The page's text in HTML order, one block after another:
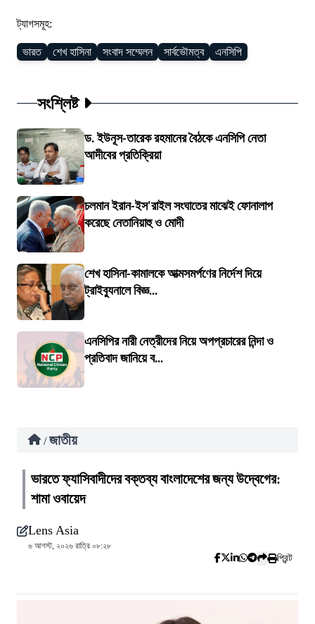
ট্যাগসমূহ:
ভারত শেখ হাসিনা সংবাদ সম্মেলন সার্বভৌমত্ব এনসিপি
সংশ্লিষ্ট
ড. ইউনূস-তারেক রহমানের বৈঠকে এনসিপি নেতা
আদীবের প্রতিক্রিয়া
চলমান ইরান-ইস'রাইল সংঘাতের মাঝেই ফোনালাপ
করেছে নেতানিয়াহু ও মোদী
শেখ হাসিনা-কামালকে আত্মসমর্পণের নির্দেশ দিয়ে
ট্রাইব্যুনালে বিজ্ঞ...
এনসিপির নারী নেত্রীদের নিয়ে অপপ্রচারের নিন্দা ও
প্রতিবাদ জানিয়ে ব...
/ জাতীয়
ভারতে ফ্যাসিবাদীদের বক্তব্য বাংলাদেশের জন্য উদ্বেগের:
শামা ওবায়েদ
Lens Asia
৬ আগস্ট, ২০২৬ রাত্রি ০৮:২৮
প্রিন্ট